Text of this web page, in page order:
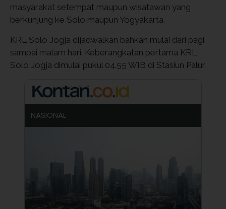
masyarakat setempat maupun wisatawan yang
berkunjung ke Solo maupun Yogyakarta.
KRL Solo Jogja dijadwalkan bahkan mulai dari pagi
sampai malam hari. Keberangkatan pertama KRL
Solo Jogja dimulai pukul 04.55 WIB di Stasiun Palur.
NASIONAL